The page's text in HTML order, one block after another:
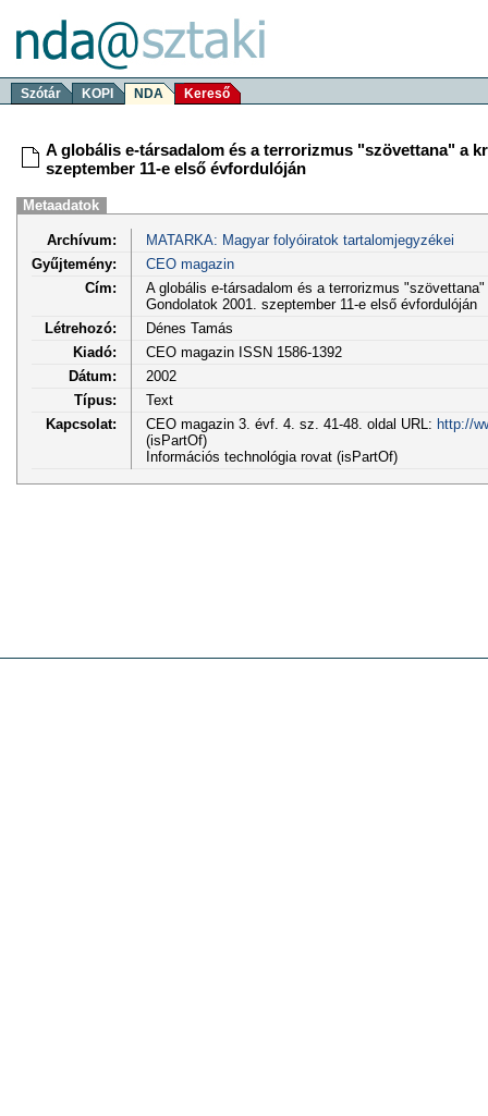
Szótár KOPI NDA Kereső
A globális e-társadalom és a terrorizmus "szövettana" a
szeptember 11-e első évfordulóján
Metaadatok
Archívum:
MATARKA: Magyar folyóiratok tartalomjegyzékei
Gyűjtemény:
CEO magazin
Cím:
A globális e-társadalom és a terrorizmus
Gondolatok 2001. szeptember 11-e első évfordulóján
Létrehozó:
Dénes Tamás
Kiadó:
CEO magazin ISSN 1586-1392
Dátum:
2002
Típus:
Text
Kapcsolat:
CEO magazin 3. évf. 4. sz. 41-48. oldal URL: http://
(isPartOf)
Információs technológia rovat (isPartOf)